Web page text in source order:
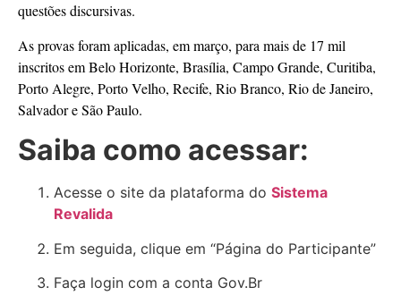
questões discursivas.
As provas foram aplicadas, em março, para mais de 17 mil
inscritos em Belo Horizonte, Brasília, Campo Grande, Curitiba,
Porto Alegre, Porto Velho, Recife, Rio Branco, Rio de Janeiro,
Salvador e São Paulo.
Saiba como acessar:
Acesse o site da plataforma do Sistema
Revalida
Em seguida, clique em “Página do Participante”
Faça login com a conta Gov.Br